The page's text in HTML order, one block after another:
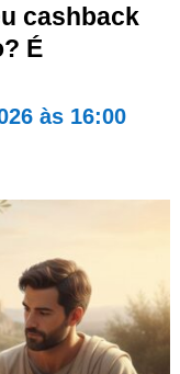
cashback
É
às 16:00